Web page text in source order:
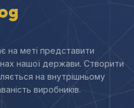
на меті представити
нашої держави. Створити
на внутрішньому
виробників.